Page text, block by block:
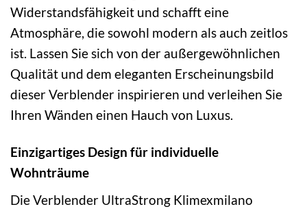
Widerstandsfähigkeit und schafft eine
Atmosphäre, die sowohl modern als auch zeitlos
ist. Lassen Sie sich von der außergewöhnlichen
Qualität und dem eleganten Erscheinungsbild
dieser Verblender inspirieren und verleihen Sie
Ihren Wänden einen Hauch von Luxus.
Einzigartiges Design für individuelle
Wohnträume
Die Verblender UltraStrong Klimexmilano